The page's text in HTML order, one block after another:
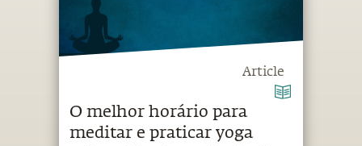
Article
O melhor horário para
meditar e praticar yoga